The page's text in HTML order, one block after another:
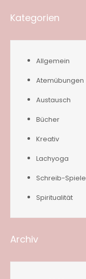
Kategorien
Allgemein
Atemübungen
Austausch
Bücher
Kreativ
Lachyoga
Schreib-Spiele
Spiritualität
Archiv